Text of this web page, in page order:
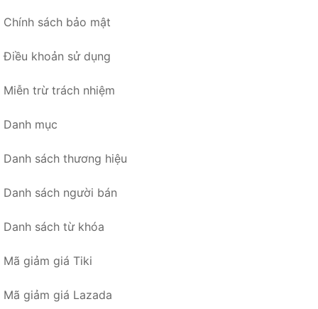
Chính sách bảo mật
Điều khoản sử dụng
Miễn trừ trách nhiệm
Danh mục
Danh sách thương hiệu
Danh sách người bán
Danh sách từ khóa
Mã giảm giá Tiki
Mã giảm giá Lazada